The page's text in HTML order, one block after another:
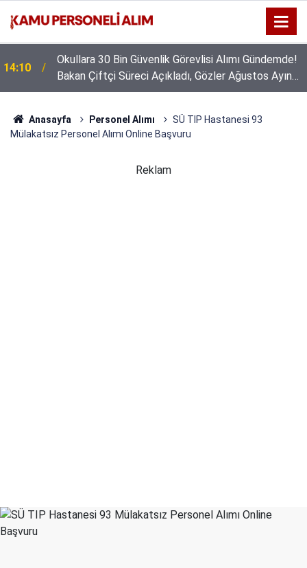
14:10
Okullara 30 Bin Güvenlik Görevlisi Alımı Gündemde!
Bakan Çiftçi Süreci Açıkladı, Gözler Ağustos Ayına
Çevrildi
Anasayfa Personel Alımı
SÜ TIP Hastanesi 93
Mülakatsız Personel Alımı Online Başvuru
Reklam